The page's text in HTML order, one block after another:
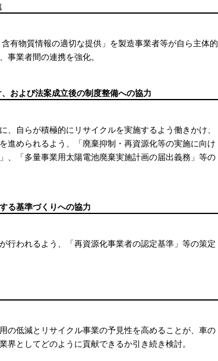
有物質情報の適切な提供」を製造事業者等が自ら主体的
事業者間の連携を強化。
および法案成立後の制度整備への協力
、自らが積極的にリサイクルを実施するよう働きかけ、
進められるよう、「廃棄抑制・再資源化等の実施に向け
、「多量事業用太陽電池廃棄実施計画の届出義務」等の
る基準づくりへの協力
行われるよう、「再資源化事業者の認定基準」等の策定
の低減とリサイクル事業の予見性を高めることが、車の
界としてどのように貢献できるか引き続き検討。